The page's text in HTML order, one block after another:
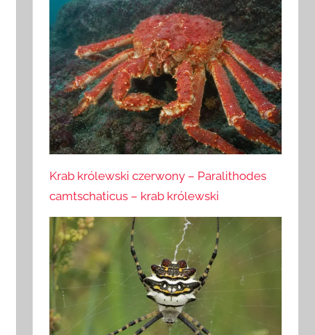
Krab królewski czerwony – Paralithodes
camtschaticus – krab królewski